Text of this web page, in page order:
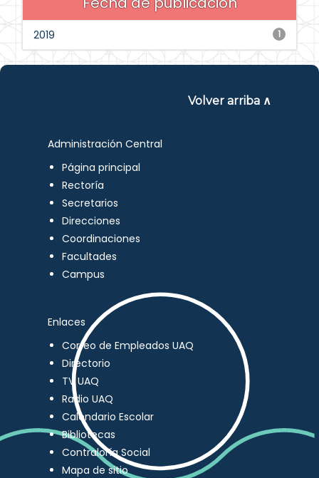
1
2019
Volver arriba ∧
Administración Central
Página principal
Rectoría
Secretarios
Direcciones
Coordinaciones
Facultades
Campus
Enlaces
Correo de Empleados UAQ
Directorio
TV UAQ
Radio UAQ
Calendario Escolar
Bibliotecas
Contraloría Social
Mapa de sitio